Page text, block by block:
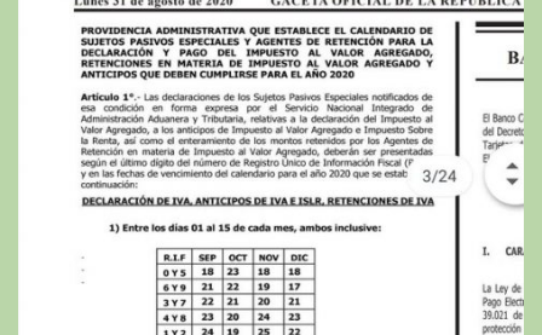
contribuyentes
especiales